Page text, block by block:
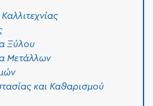
Ξύλου
Μετάλλων
και Καθαρισμού